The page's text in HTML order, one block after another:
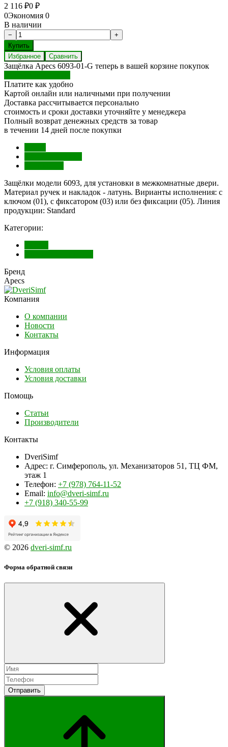
2 116 ₽0 ₽
0Экономия 0
В наличии
Избранное Сравнить
Защёлка Apecs 6093-01-G теперь в вашей корзине покупок
Платите как удобно
Картой онлайн или наличными при получении
Доставка рассчитывается персонально
стоимость и сроки доставки уточняйте у менеджера
Полный возврат денежных средств за товар
в течении 14 дней после покупки
Защёлки модели 6093, для установки в межкомнатные двери.
Материал ручек и накладок - латунь. Вирианты исполнения: с
ключом (01), с фиксатором (03) или без фиксации (05). Линия
продукции: Standard
Категории:
Бренд
Apecs
Компания
О компании
Новости
Контакты
Информация
Условия оплаты
Условия доставки
Помощь
Статьи
Производители
Контакты
DveriSimf
Адрес: г. Симферополь, ул. Механизаторов 51, ТЦ ФМ,
этаж 1
Телефон: +7 (978) 764-11-52
Email: info@dveri-simf.ru
+7 (918) 340-55-99
© 2026 dveri-simf.ru
Форма обратной связи